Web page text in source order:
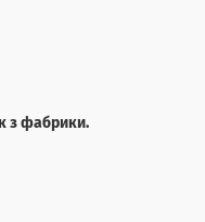
з фабрики.